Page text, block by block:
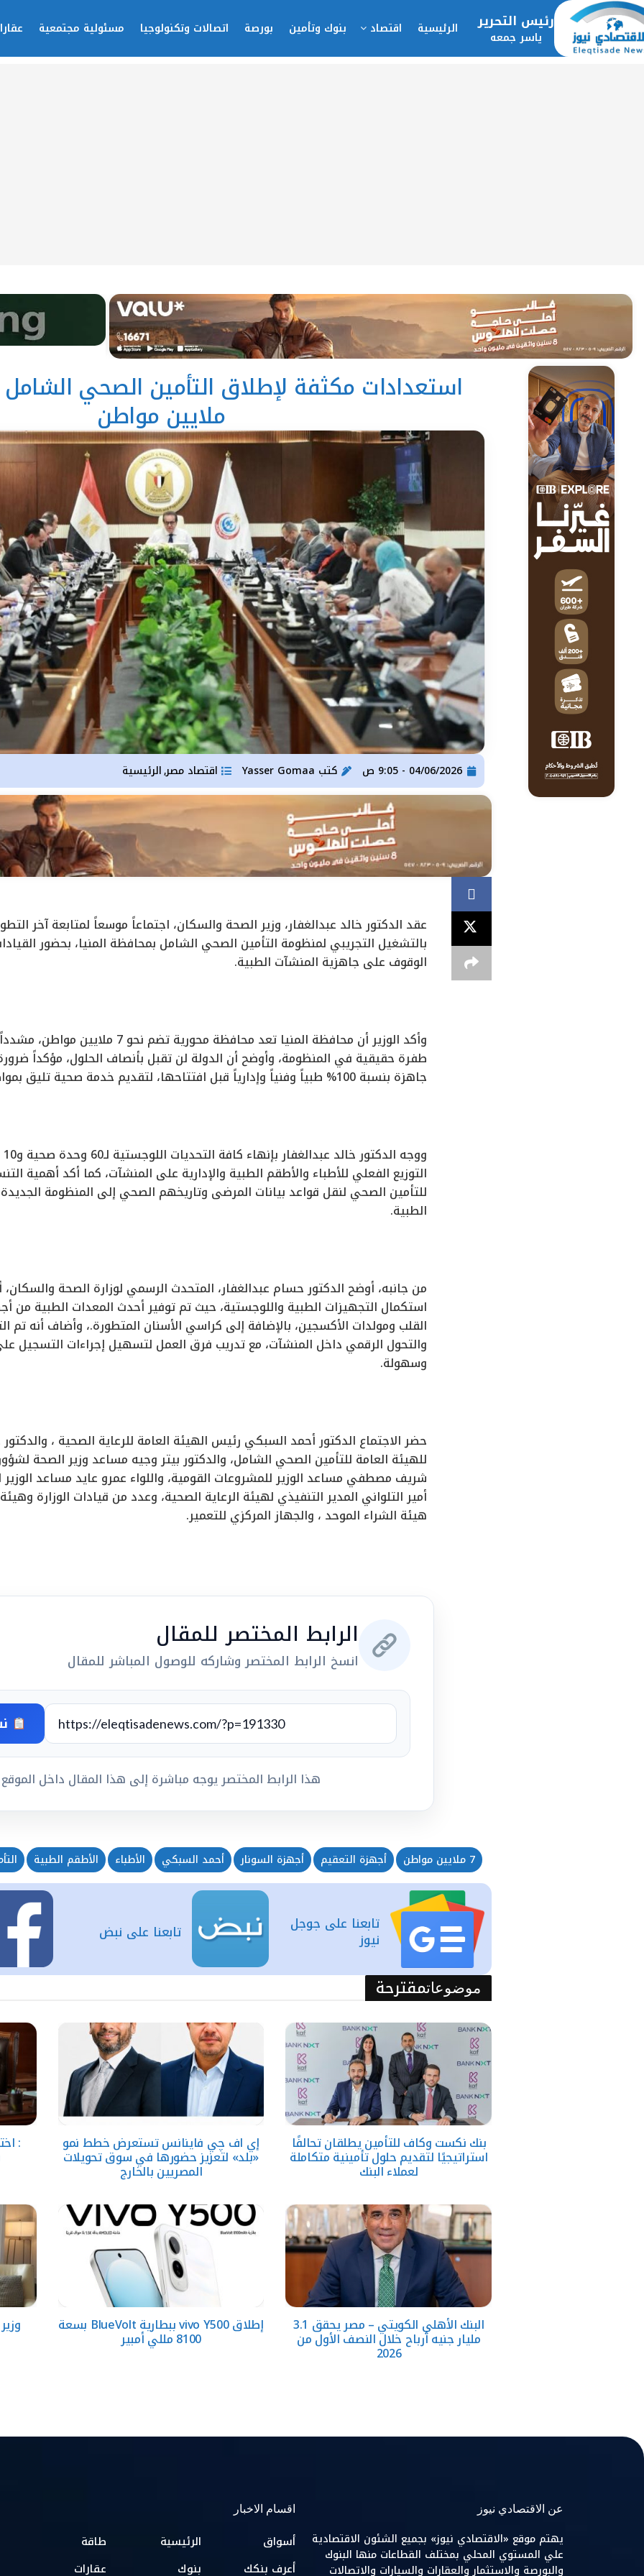
رئيس التحرير
ياسر جمعه الرئيسية اقتصاد بنوك وتأمين بورصة اتصالات وتكنولوجيا مسئولية مجتمعية
ملايين مواطن
04/06/2026 - 9:05 ص كتب اقتصاد مصر, الرئيسية
عقد الدكتور خالد عبدالغفار، وزير الصحة والسكان، اجتماعاً موسعاً لمتابعة آخر
بالتشغيل التجريبي لمنظومة التأمين الصحي الشامل بمحافظة المنيا، بحضور
الوقوف على جاهزية المنشآت الطبية.
وأكد الوزير أن محافظة المنيا تعد محافظة
طفرة حقيقية في المنظومة، وأوضح أن الدولة لن تقبل بأنصاف الحلول، مؤكداً
جاهزة بنسبة 100% طبياً وفنياً وإدارياً قبل افتتاحها، لتقديم خدمة صحية تليق بمواطني المحافظة.
التوزيع الفعلي للأطباء والأطقم الطبية والإدارية على المنشآت، كما أكد أهمية
للتأمين الصحي لنقل قواعد بيانات المرضى وتاريخهم الصحي إلى المنظومة
الطبية.
من جانبه، أوضح الدكتور حسام عبدالغفار، المتحدث الرسمي لوزارة الصحة
استكمال التجهيزات الطبية واللوجستية، حيث تم توفير أحدث المعدات الطبية من
القلب ومولدات الأكسجين، بالإضافة إلى كراسي الأسنان المتطورة.، وأضاف أنه تم
والتحول الرقمي داخل المنشآت، مع تدريب فرق العمل لتسهيل إجراءات التسجيل
وسهولة.
حضر الاجتماع الدكتور أحمد السبكي رئيس الهيئة العامة للرعاية الصحية ،
للهيئة العامة للتأمين الصحي الشامل، والدكتور بيتر وجيه مساعد وزير الصحة
شريف مصطفي مساعد الوزير للمشروعات القومية، واللواء عمرو عايد مساعد الوزير
أمير التلواني المدير التنفيذي لهيئة الرعاية الصحية، وعدد من قيادات الوزارة
هيئة الشراء الموحد ، والجهاز المركزي للتعمير.
الرابط المختصر للمقال
انسخ الرابط المختصر وشاركه للوصول المباشر للمقال
هذا الرابط المختصر يوجه مباشرة إلى هذا المقال داخل الموقع
7 ملايين مواطن أجهزة التعقيم أجهزة السونار أحمد السبكي الأطباء الأطقم الطبية
تابعنا على نبض تابعنا على جوجل
نيوز
موضوعاتمقترحة
بنك نكست وكاف للتأمين يطلقان تحالفًا
استراتيجيًا لتقديم حلول تأمينية متكاملة
لعملاء البنك
إي اف چي فاينانس تستعرض خطط نمو
«بلد» لتعزيز حضورها في سوق تحويلات
المصريين بالخارج
:
البنك الأهلي الكويتي – مصر يحقق 3.1
مليار جنيه أرباح خلال النصف الأول من
2026
إطلاق vivo Y500 ببطارية BlueVolt بسعة
8100 مللي أمبير
عن الاقتصادي نيوز
يهتم موقع «الاقتصادي نيوز» بجميع الشئون الاقتصادية
علي المستوي المحلي بمختلف القطاعات منها البنوك
والبورصة والاستثمار والعقارات والسيارات والاتصالات
اقسام الاخبار
أسواق
أعرف بنكك
الرئيسية
بنوك
طاقة
عقارات